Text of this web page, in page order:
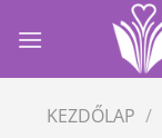
KEZDŐLAP /